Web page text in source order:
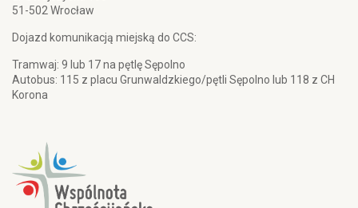
51-502 Wrocław
Dojazd komunikacją miejską do CCS:
Tramwaj: 9 lub 17 na pętlę Sępolno
Autobus: 115 z placu Grunwaldzkiego/pętli Sępolno lub 118 z CH
Korona